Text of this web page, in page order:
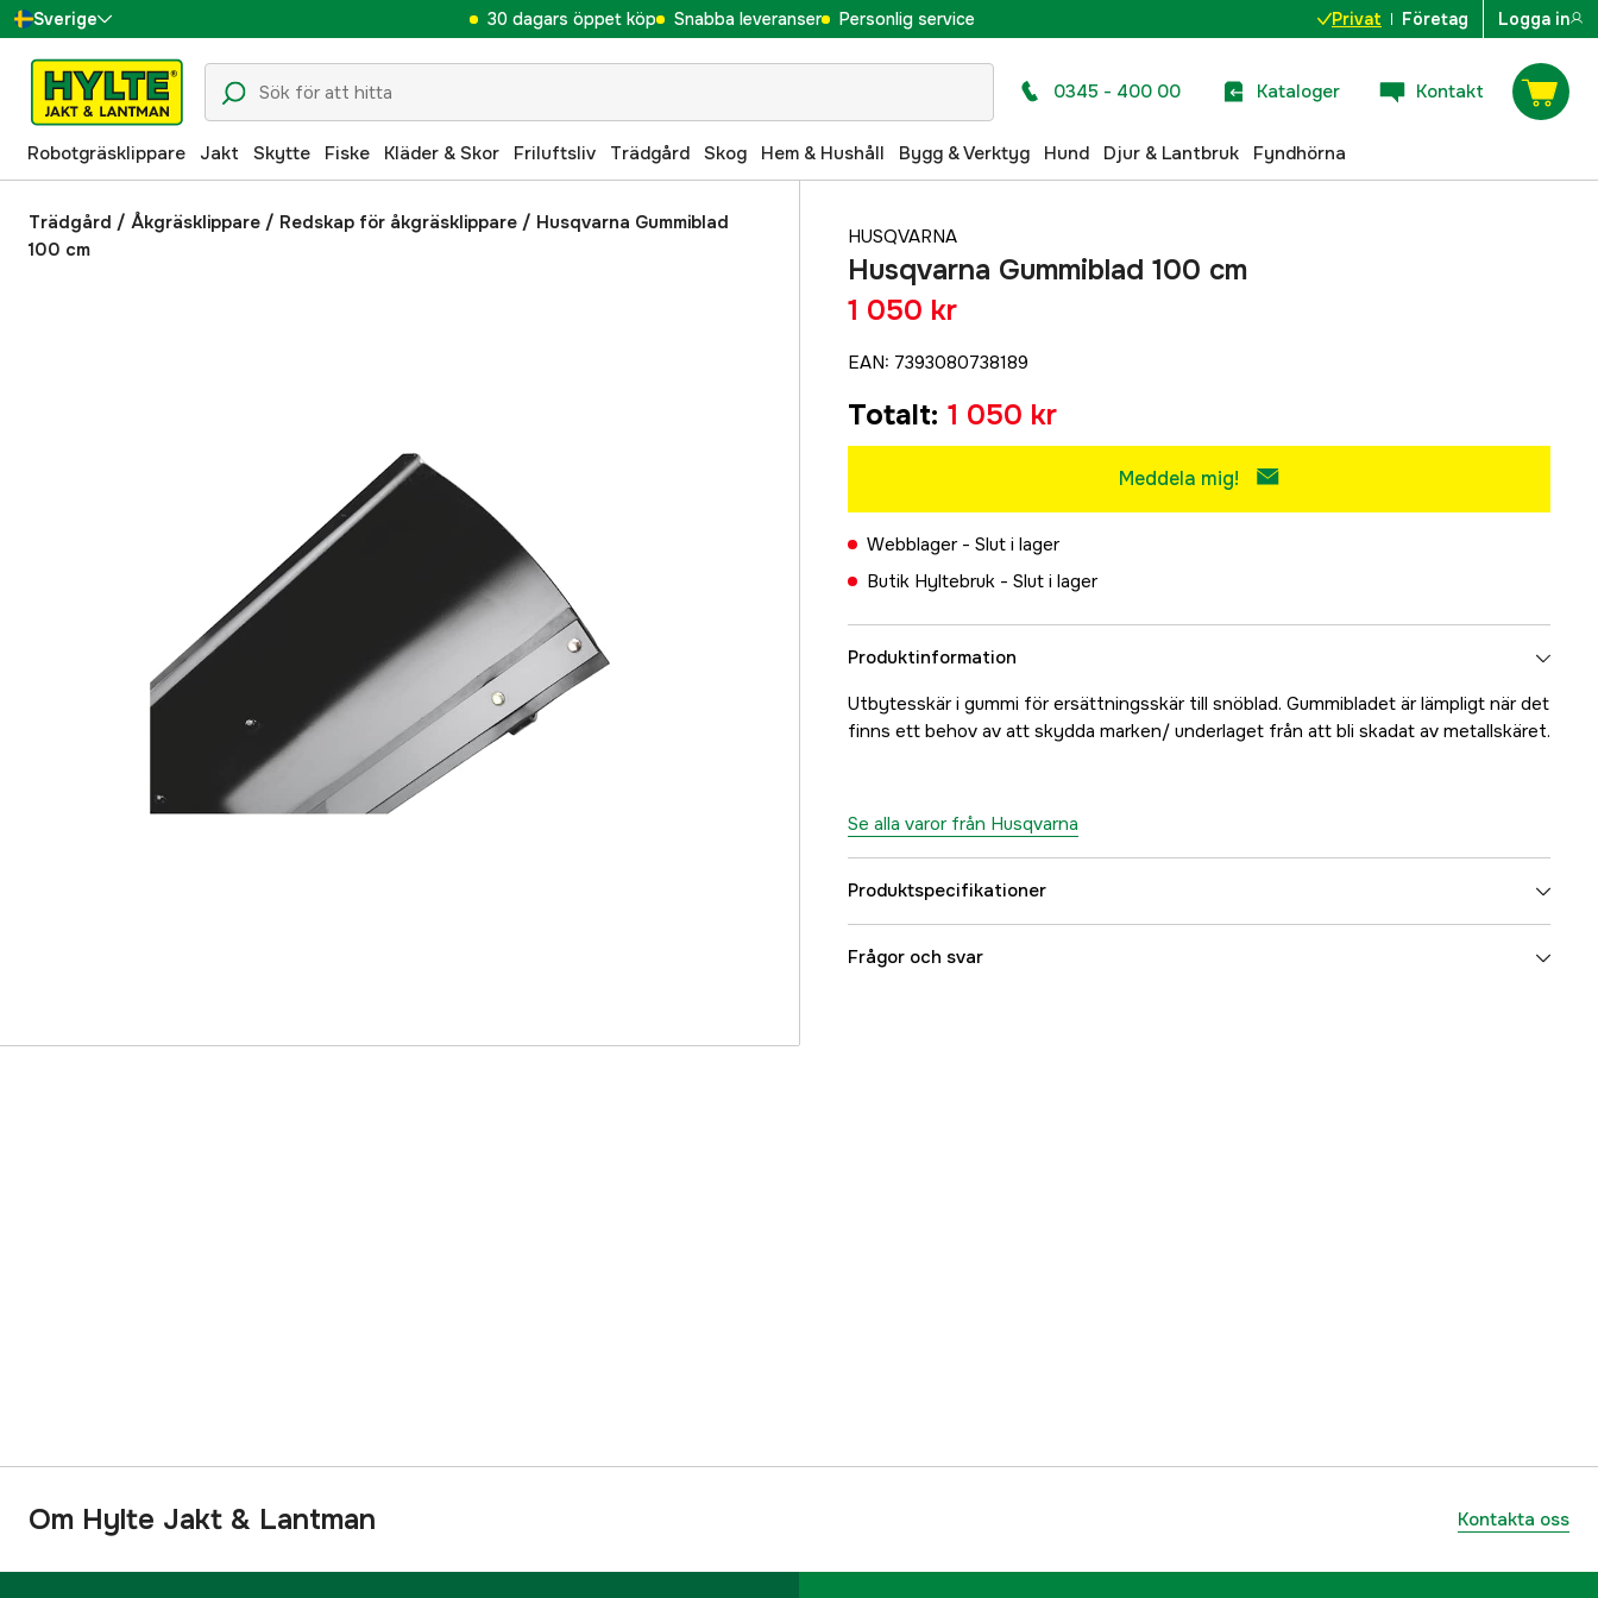
Sverige
Danmark
Suomi
Norge
Deutschland
30 dagars öppet köp Snabba leveranser Personlig service Privat Företag Logga in
0345 - 400 00 Kataloger Kontakt
Robotgräsklippare Jakt Skytte Fiske Kläder & Skor Friluftsliv Trädgård Skog Hem & Hushåll Bygg & Verktyg Hund Djur & Lantbruk Fyndhörna
Trädgård / Åkgräsklippare / Redskap för åkgräsklippare / Husqvarna Gummiblad
100 cm
HUSQVARNA
Husqvarna Gummiblad 100 cm
1 050 kr
EAN: 7393080738189
Totalt: 1 050 kr
Meddela mig!
Webblager - Slut i lager
Butik Hyltebruk - Slut i lager
Produktinformation
Utbytesskär i gummi för ersättningsskär till snöblad. Gummibladet är lämpligt när det
finns ett behov av att skydda marken/ underlaget från att bli skadat av metallskäret.
Se alla varor från Husqvarna
Produktspecifikationer
Vikt
Frågor och svar
Om Hylte Jakt & Lantman Kontakta oss